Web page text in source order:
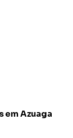
em Azuaga